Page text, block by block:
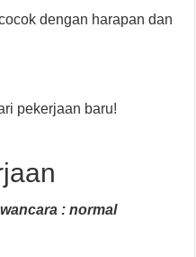
dengan harapan dan
pekerjaan baru!
: normal